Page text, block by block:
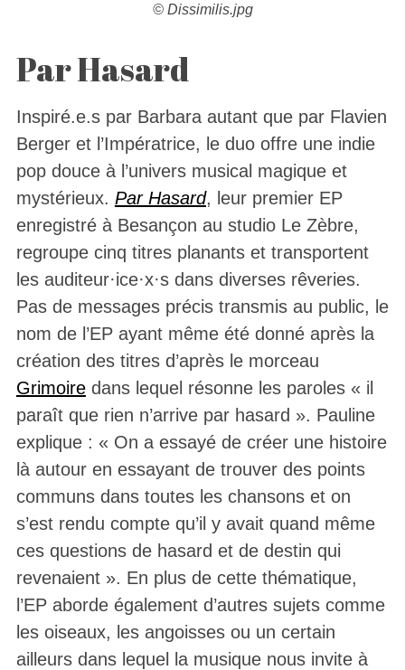
© Dissimilis.jpg
Par Hasard
Inspiré.e.s par Barbara autant que par Flavien
Berger et l’Impératrice, le duo offre une indie
pop douce à l’univers musical magique et
mystérieux. Par Hasard, leur premier EP
enregistré à Besançon au studio Le Zèbre,
regroupe cinq titres planants et transportent
les auditeur·ice·x·s dans diverses rêveries.
Pas de messages précis transmis au public, le
nom de l’EP ayant même été donné après la
création des titres d’après le morceau
Grimoiredans lequel résonne les paroles « il
paraît que rien n’arrive par hasard ». Pauline
explique : « On a essayé de créer une histoire
là autour en essayant de trouver des points
communs dans toutes les chansons et on
s’est rendu compte qu’il y avait quand même
ces questions de hasard et de destin qui
revenaient ». En plus de cette thématique,
l’EP aborde également d’autres sujets comme
les oiseaux, les angoisses ou un certain
ailleurs dans lequel la musique nous invite à